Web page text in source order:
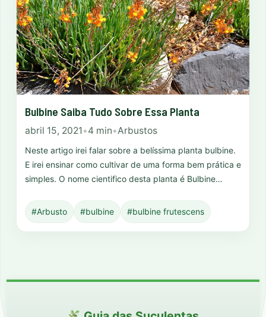
Bulbine Saiba Tudo Sobre Essa Planta
abril 15, 2021•4 min•Arbustos
Neste artigo irei falar sobre a belíssima planta bulbine.
E irei ensinar como cultivar de uma forma bem prática e
simples. O nome cientifico desta planta é Bulbine…
#Arbusto #bulbine #bulbine frutescens